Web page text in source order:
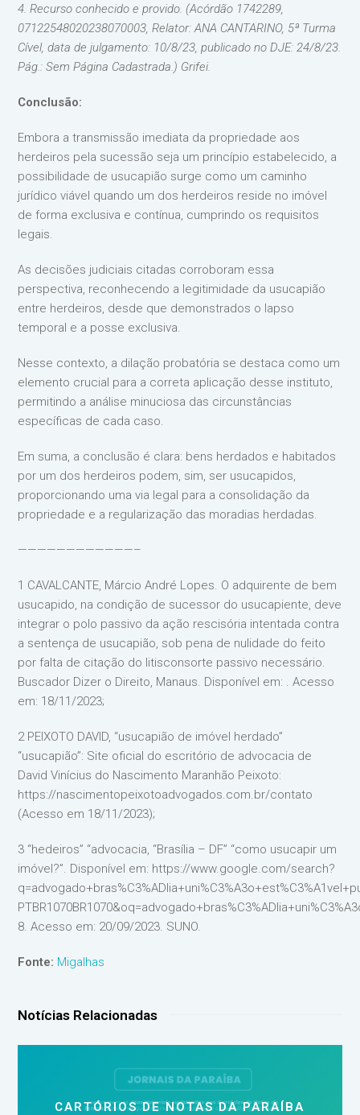
4. Recurso conhecido e provido. (Acórdão 1742289,
07122548020238070003, Relator: ANA CANTARINO, 5ª Turma
Cível, data de julgamento: 10/8/23, publicado no DJE: 24/8/23.
Pág.: Sem Página Cadastrada.) Grifei.
Conclusão:
Embora a transmissão imediata da propriedade aos
herdeiros pela sucessão seja um princípio estabelecido, a
possibilidade de usucapião surge como um caminho
jurídico viável quando um dos herdeiros reside no imóvel
de forma exclusiva e contínua, cumprindo os requisitos
legais.
As decisões judiciais citadas corroboram essa
perspectiva, reconhecendo a legitimidade da usucapião
entre herdeiros, desde que demonstrados o lapso
temporal e a posse exclusiva.
Nesse contexto, a dilação probatória se destaca como um
elemento crucial para a correta aplicação desse instituto,
permitindo a análise minuciosa das circunstâncias
específicas de cada caso.
Em suma, a conclusão é clara: bens herdados e habitados
por um dos herdeiros podem, sim, ser usucapidos,
proporcionando uma via legal para a consolidação da
propriedade e a regularização das moradias herdadas.
————————————–
1 CAVALCANTE, Márcio André Lopes. O adquirente de bem
usucapido, na condição de sucessor do usucapiente, deve
integrar o polo passivo da ação rescisória intentada contra
a sentença de usucapião, sob pena de nulidade do feito
por falta de citação do litisconsorte passivo necessário.
Buscador Dizer o Direito, Manaus. Disponível em: . Acesso
em: 18/11/2023;
2 PEIXOTO DAVID, “usucapião de imóvel herdado”
“usucapião”: Site oficial do escritório de advocacia de
David Vinícius do Nascimento Maranhão Peixoto:
https://nascimentopeixotoadvogados.com.br/contato
(Acesso em 18/11/2023);
3 “hedeiros” “advocacia, “Brasília – DF” “como usucapir um
imóvel?”. Disponível em: https://www.google.com/search?
8. Acesso em: 20/09/2023. SUNO.
Fonte: Migalhas
Notícias Relacionadas
CARTÓRIOS DE NOTAS DA PARAÍBA